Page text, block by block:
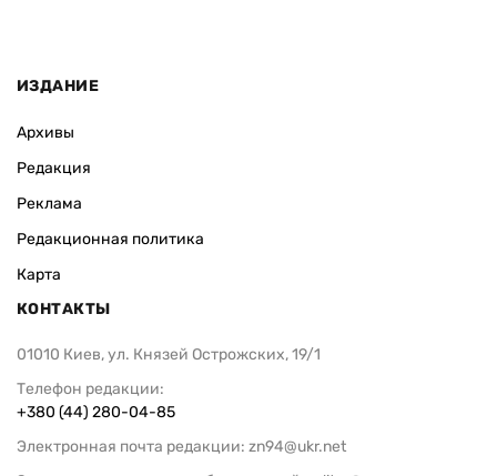
ИЗДАНИЕ
Архивы
Редакция
Реклама
Редакционная политика
Карта
КОНТАКТЫ
01010 Киев, ул. Князей Острожских, 19/1
Телефон редакции:
+380 (44) 280-04-85
Электронная почта редакции: zn94@ukr.net